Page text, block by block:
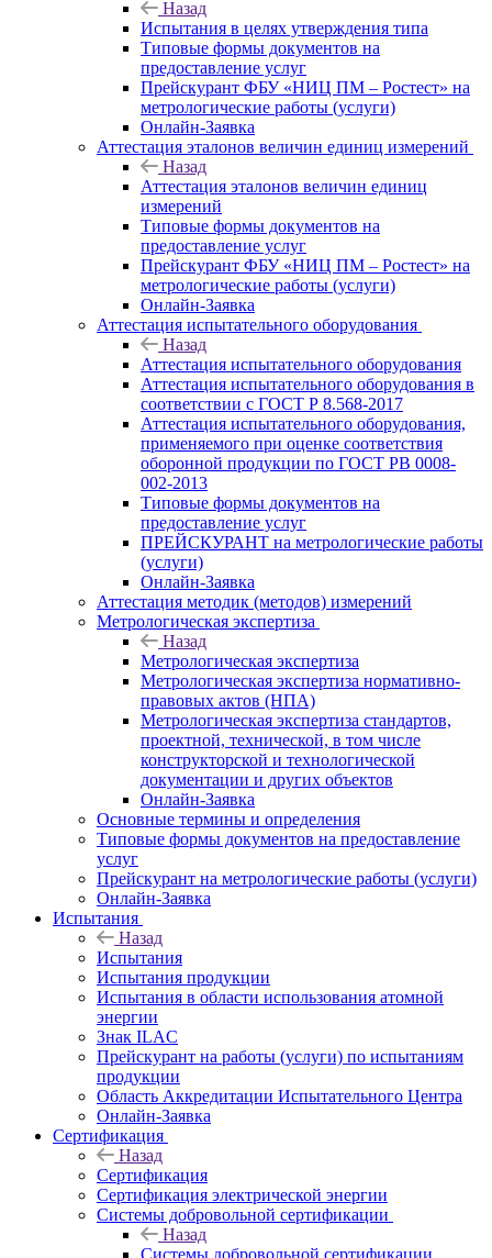
Назад
Испытания в целях утверждения типа
Типовые формы документов на
предоставление услуг
Прейскурант ФБУ «НИЦ ПМ – Ростест» на
метрологические работы (услуги)
Онлайн-Заявка
Аттестация эталонов величин единиц измерений
Назад
Аттестация эталонов величин единиц
измерений
Типовые формы документов на
предоставление услуг
Прейскурант ФБУ «НИЦ ПМ – Ростест» на
метрологические работы (услуги)
Онлайн-Заявка
Аттестация испытательного оборудования
Назад
Аттестация испытательного оборудования
Аттестация испытательного оборудования в
соответствии с ГОСТ Р 8.568-2017
Аттестация испытательного оборудования,
применяемого при оценке соответствия
оборонной продукции по ГОСТ РВ 0008-
002-2013
Типовые формы документов на
предоставление услуг
ПРЕЙСКУРАНТ на метрологические работы
(услуги)
Онлайн-Заявка
Аттестация методик (методов) измерений
Метрологическая экспертиза
Назад
Метрологическая экспертиза
Метрологическая экспертиза нормативно-
правовых актов (НПА)
Метрологическая экспертиза стандартов,
проектной, технической, в том числе
конструкторской и технологической
документации и других объектов
Онлайн-Заявка
Основные термины и определения
Типовые формы документов на предоставление
услуг
Прейскурант на метрологические работы (услуги)
Онлайн-Заявка
Испытания
Назад
Испытания
Испытания продукции
Испытания в области использования атомной
энергии
Знак ILAC
Прейскурант на работы (услуги) по испытаниям
продукции
Область Аккредитации Испытательного Центра
Онлайн-Заявка
Сертификация
Назад
Сертификация
Сертификация электрической энергии
Системы добровольной сертификации
Назад
Системы добровольной сертификации